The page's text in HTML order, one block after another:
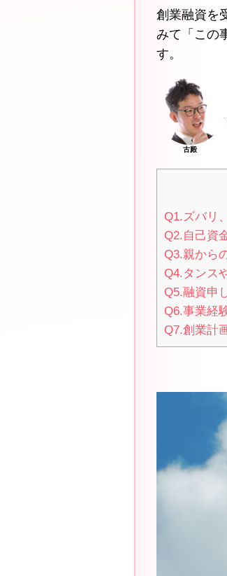
創業融資を
みて「この
す。
古殿
Q1.ズバリ
Q2.自己資
Q3.親から
Q4.タンス
Q5.融資申
Q6.事業経
Q7.創業計